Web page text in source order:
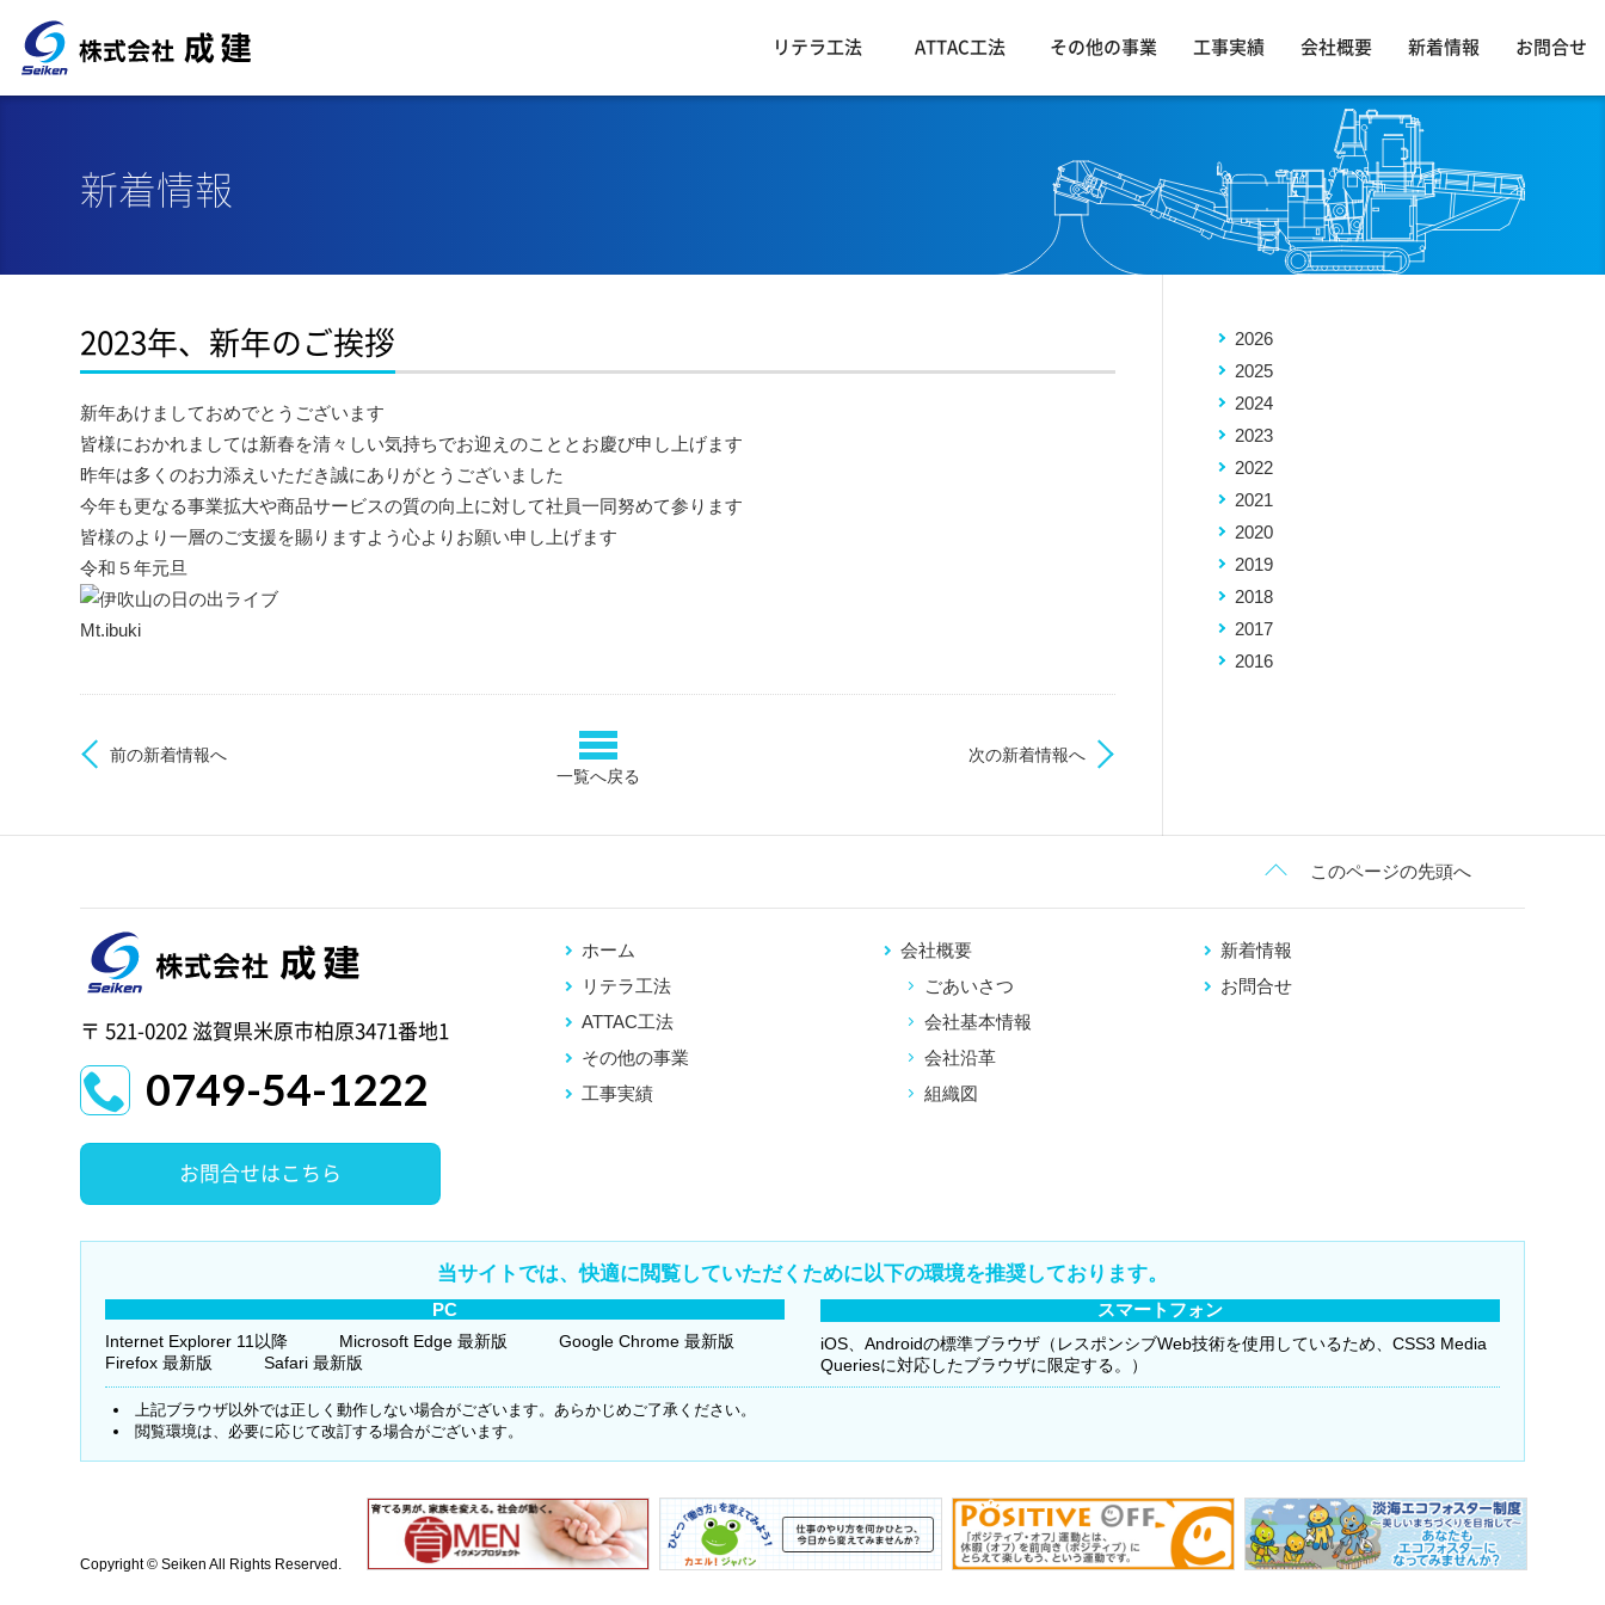
リテラ工法 ATTAC工法 その他の事業 工事実績 会社概要 新着情報 お問合せ
新着情報
2023年、新年のご挨拶
新年あけましておめでとうございます
皆様におかれましては新春を清々しい気持ちでお迎えのこととお慶び申し上げます
昨年は多くのお力添えいただき誠にありがとうございました
今年も更なる事業拡大や商品サービスの質の向上に対して社員一同努めて参ります
皆様のより一層のご支援を賜りますよう心よりお願い申し上げます
令和５年元旦
Mt.ibuki
前の新着情報へ
次の新着情報へ
一覧へ戻る
2026
2025
2024
2023
2022
2021
2020
2019
2018
2017
2016
このページの先頭へ
〒 521-0202 滋賀県米原市柏原3471番地1
0749-54-1222
お問合せはこちら
ホーム
リテラ工法
ATTAC工法
その他の事業
工事実績
会社概要
ごあいさつ
会社基本情報
会社沿革
組織図
新着情報
お問合せ
当サイトでは、快適に閲覧していただくために以下の環境を推奨しております。
PC
Internet Explorer 11以降 Microsoft Edge 最新版
Google Chrome 最新版
Firefox 最新版
Safari 最新版
スマートフォン
iOS、Androidの標準ブラウザ（レスポンシブWeb技術を使用しているため、CSS3 Media
Queriesに対応したブラウザに限定する。）
上記ブラウザ以外では正しく動作しない場合がございます。あらかじめご了承ください。
閲覧環境は、必要に応じて改訂する場合がございます。
Copyright © Seiken All Rights Reserved.